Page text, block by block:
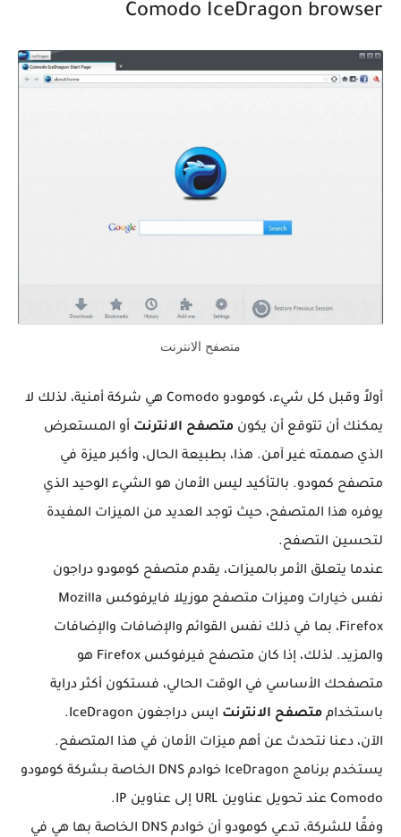
Comodo IceDragon browser
متصفح الانترنت
أولاً وقبل كل شيء، كومودو Comodo هي شركة أمنية، لذلك لا
يمكنك أن تتوقع أن يكون متصفح الانترنت أو المستعرض
الذي صممته غير آمن. هذا، بطبيعة الحال، وأكبر ميزة في
متصفح كمودو. بالتأكيد ليس الأمان هو الشيء الوحيد الذي
يوفره هذا المتصفح، حيث توجد العديد من الميزات المفيدة
لتحسين التصفح.
عندما يتعلق الأمر بالميزات، يقدم متصفح كومودو دراجون
نفس خيارات وميزات متصفح موزيلا فايرفوكس Mozilla
Firefox، بما في ذلك نفس القوائم والإضافات والإضافات
والمزيد. لذلك، إذا كان متصفح فيرفوكس Firefox هو
متصفحك الأساسي في الوقت الحالي، فستكون أكثر دراية
باستخدام متصفح الانترنت ايس دراجغون IceDragon.
الآن، دعنا نتحدث عن أهم ميزات الأمان في هذا المتصفح.
يستخدم برنامج IceDragon خوادم DNS الخاصة بـشركة كومودو
Comodo عند تحويل عناوين URL إلى عناوين IP.
وفقًا للشركة، تدعي كومودو أن خوادم DNS الخاصة بها هي في